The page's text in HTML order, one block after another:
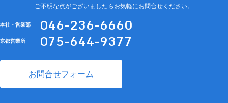
ご不明な点がございましたらお気軽にお問合せください。
本社・営業部 046-236-6660
京都営業所 075-644-9377
お問合せフォーム